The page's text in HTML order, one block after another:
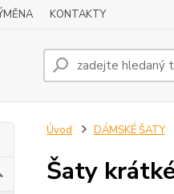
KONTAKTY
Úvod DÁMSKÉ ŠATY
Šaty